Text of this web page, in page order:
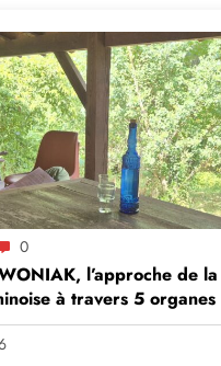
0
l’approche de la
à travers 5 organes